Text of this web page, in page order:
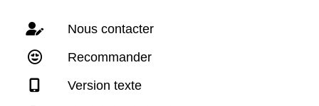
Nous contacter
Recommander
Version texte